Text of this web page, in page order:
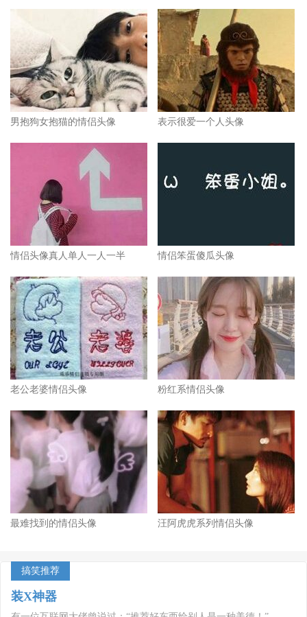
男抱狗女抱猫的情侣头像 表示很爱一个人头像
情侣头像真人单人一人一半 情侣笨蛋傻瓜头像
老公老婆情侣头像 粉红系情侣头像
最难找到的情侣头像 汪阿虎虎系列情侣头像
搞笑推荐
装X神器